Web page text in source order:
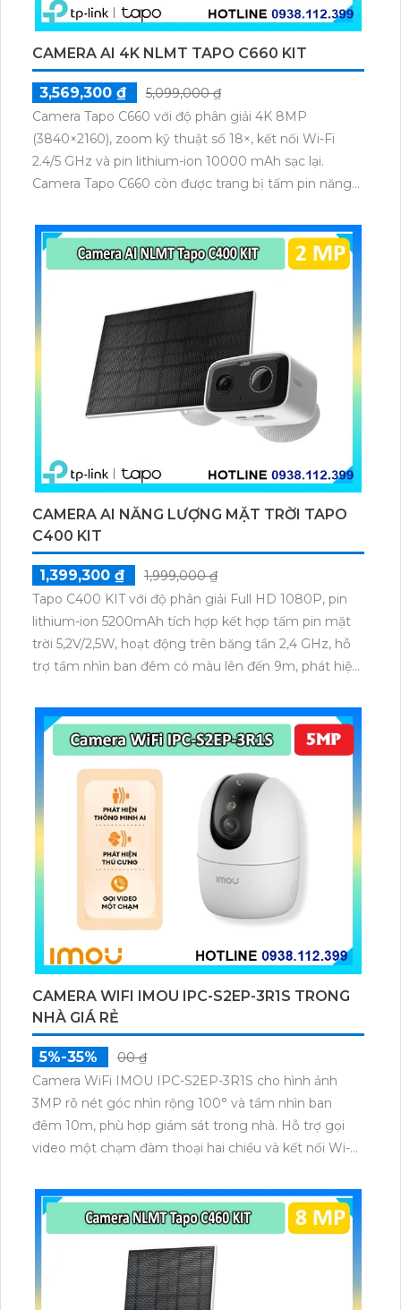
CAMERA AI 4K NLMT TAPO C660 KIT
3,569,300 ₫
5,099,000 ₫
Camera Tapo C660 với độ phân giải 4K 8MP
(3840×2160), zoom kỹ thuật số 18×, kết nối Wi-Fi
2.4/5 GHz và pin lithium-ion 10000 mAh sạc lại.
Camera Tapo C660 còn được trang bị tấm pin năng
thú cưng, phương tiện, lưu trữ thẻ microSD tối đa 512
GB.
CAMERA AI NĂNG LƯỢNG MẶT TRỜI TAPO
C400 KIT
1,399,300 ₫
1,999,000 ₫
Tapo C400 KIT với độ phân giải Full HD 1080P, pin
lithium-ion 5200mAh tích hợp kết hợp tấm pin mặt
trời 5,2V/2,5W, hoạt động trên băng tần 2,4 GHz, hỗ
trợ tầm nhìn ban đêm có màu lên đến 9m, phát hiện
dữ liệu qua thẻ microSD lên đến 512GB.
CAMERA WIFI IMOU IPC-S2EP-3R1S TRONG
NHÀ GIÁ RẺ
5%-35%
00 ₫
Camera WiFi IMOU IPC-S2EP-3R1S cho hình ảnh
3MP rõ nét góc nhìn rộng 100° và tầm nhìn ban
đêm 10m, phù hợp giám sát trong nhà. Hỗ trợ gọi
video một chạm đàm thoại hai chiều và kết nối Wi-Fi
microSD tối đa 256GB hoặc lưu đám mây dễ lắp đặt
cho gia đình và văn phòng nhỏ.